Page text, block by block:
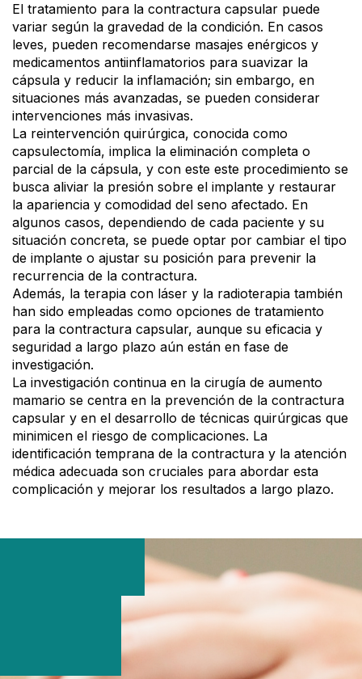
El tratamiento para la contractura capsular puede
variar según la gravedad de la condición. En casos
leves, pueden recomendarse masajes enérgicos y
medicamentos antiinflamatorios para suavizar la
cápsula y reducir la inflamación; sin embargo, en
situaciones más avanzadas, se pueden considerar
intervenciones más invasivas.
La reintervención quirúrgica, conocida como
capsulectomía, implica la eliminación completa o
parcial de la cápsula, y con este este procedimiento se
busca aliviar la presión sobre el implante y restaurar
la apariencia y comodidad del seno afectado. En
algunos casos, dependiendo de cada paciente y su
situación concreta, se puede optar por cambiar el tipo
de implante o ajustar su posición para prevenir la
recurrencia de la contractura.
Además, la terapia con láser y la radioterapia también
han sido empleadas como opciones de tratamiento
para la contractura capsular, aunque su eficacia y
seguridad a largo plazo aún están en fase de
investigación.
La investigación continua en la cirugía de aumento
mamario se centra en la prevención de la contractura
capsular y en el desarrollo de técnicas quirúrgicas que
minimicen el riesgo de complicaciones. La
identificación temprana de la contractura y la atención
médica adecuada son cruciales para abordar esta
complicación y mejorar los resultados a largo plazo.